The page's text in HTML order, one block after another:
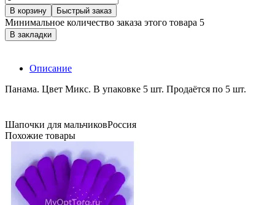
В корзину Быстрый заказ
Минимальное количество заказа этого товара 5
В закладки
Описание
Панама. Цвет Микс. В упаковке 5 шт. Продаётся по 5 шт.
Шапочки для мальчиковРоссия
Похожие товары